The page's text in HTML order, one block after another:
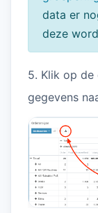
data er
deze
5. Klik op
gegevens